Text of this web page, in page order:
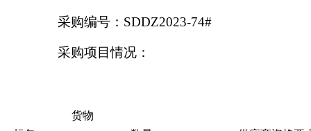
采购编号： SDDZ2023-74#
采购项目情况：
货物